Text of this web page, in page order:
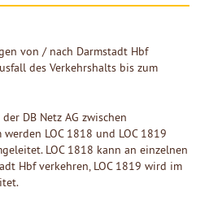
von / nach Darmstadt Hbf
des Verkehrshalts bis zum
DB Netz AG zwischen
LOC 1818 und LOC 1819
LOC 1818 kann an einzelnen
Hbf verkehren, LOC 1819 wird im